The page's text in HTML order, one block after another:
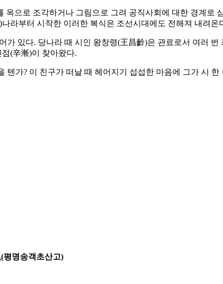
으로 조각하거나 그림으로 그려 공직사회에 대한 경계로
라부터 시작한 이러한 복식은 조선시대에도 전해져 내려온
가 있다. 당나라 때 시인 왕창령(王昌齡)은 관료로서 여러
(辛漸)이 찾아왔다.
텐가? 이 친구가 떠날 때 헤어지기 섭섭한 마음에 그가 시
평명송객초산고)